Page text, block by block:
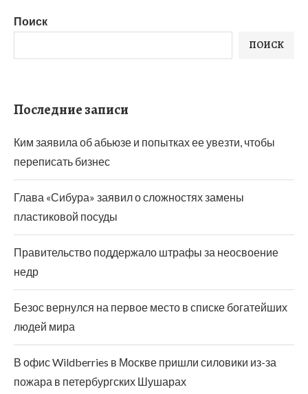
Поиск
ПОИСК
Последние записи
Ким заявила об абьюзе и попытках ее увезти, чтобы
переписать бизнес
Глава «Сибура» заявил о сложностях замены
пластиковой посуды
Правительство поддержало штрафы за неосвоение
недр
Безос вернулся на первое место в списке богатейших
людей мира
В офис Wildberries в Москве пришли силовики из-за
пожара в петербургских Шушарах